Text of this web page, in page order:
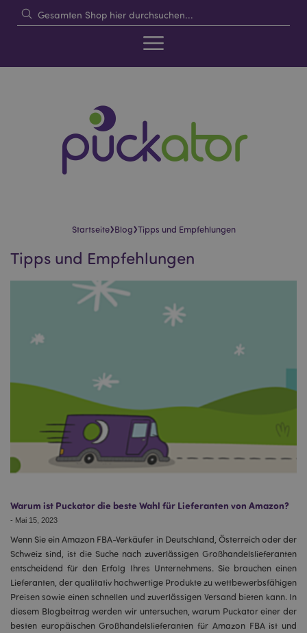
Startseite›Blog›Tipps und Empfehlungen
Tipps und Empfehlungen
Warum ist Puckator die beste Wahl für Lieferanten von Amazon?
- Mai 15, 2023
Wenn Sie ein Amazon FBA-Verkäufer in Deutschland, Österreich oder der
Schweiz sind, ist die Suche nach zuverlässigen Großhandelslieferanten
entscheidend für den Erfolg Ihres Unternehmens. Sie brauchen einen
Lieferanten, der qualitativ hochwertige Produkte zu wettbewerbsfähigen
Preisen sowie einen schnellen und zuverlässigen Versand bieten kann. In
diesem Blogbeitrag werden wir untersuchen, warum Puckator einer der
besten europäischen Großhandelslieferanten für Amazon FBA ist und